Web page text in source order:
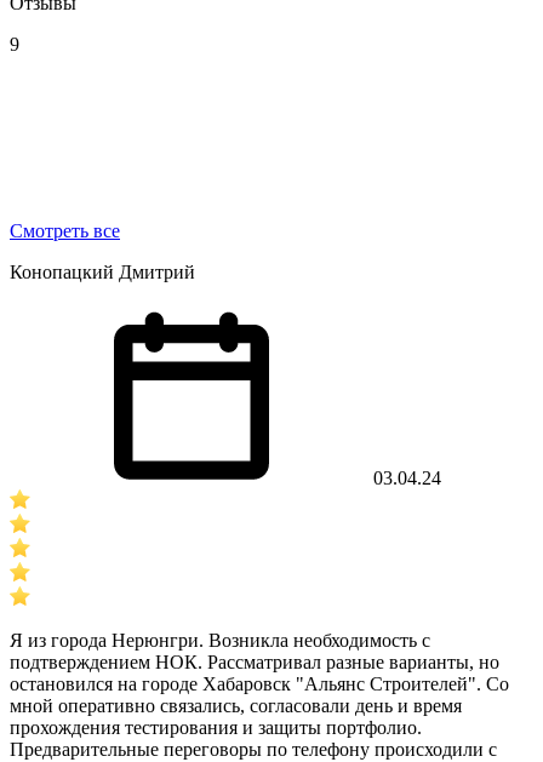
9
Смотреть все
Конопацкий Дмитрий
03.04.24
Я из города Нерюнгри. Возникла необходимость с
подтверждением НОК. Рассматривал разные варианты, но
остановился на городе Хабаровск "Альянс Строителей". Со
мной оперативно связались, согласовали день и время
прохождения тестирования и защиты портфолио.
Предварительные переговоры по телефону происходили с